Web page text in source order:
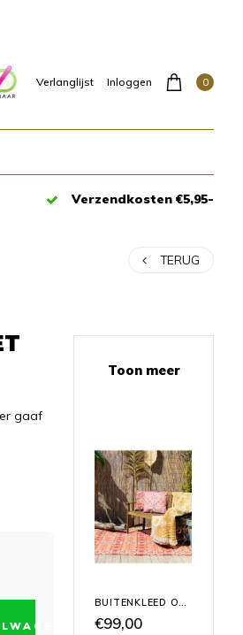
Verlanglijst Inloggen 0
Verzendkosten €5,95-
TERUG
gaaf
Toon meer
BUITENKLEED ORANJE GRAFISCH
€99,00